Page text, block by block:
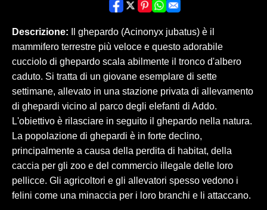
Descrizione: Il ghepardo (Acinonyx jubatus) è il
mammifero terrestre più veloce e questo adorabile
cucciolo di ghepardo scala abilmente il tronco d'albero
caduto. Si tratta di un giovane esemplare di sette
settimane, allevato in una stazione privata di allevamento
di ghepardi vicino al parco degli elefanti di Addo.
L'obiettivo è rilasciare in seguito il ghepardo nella natura.
La popolazione di ghepardi è in forte declino,
principalmente a causa della perdita di habitat, della
caccia per gli zoo e del commercio illegale delle loro
pellicce. Gli agricoltori e gli allevatori spesso vedono i
felini come una minaccia per i loro branchi e li attaccano.